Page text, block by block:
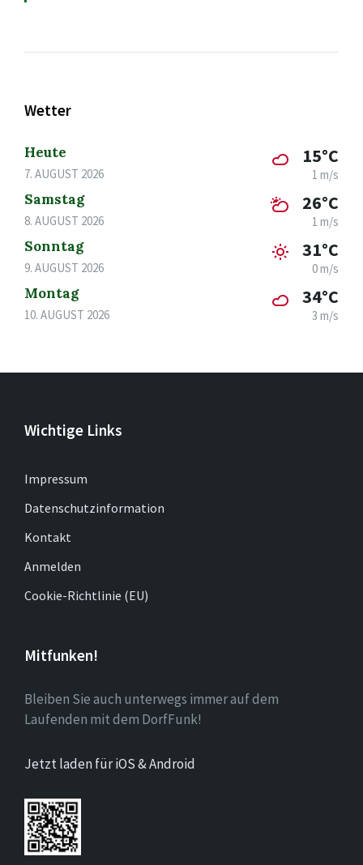
Wetter
Heute
7. AUGUST 2026
15°C
1 m/s
Samstag
8. AUGUST 2026
26°C
1 m/s
Sonntag
9. AUGUST 2026
31°C
0 m/s
Montag
10. AUGUST 2026
34°C
3 m/s
Wichtige Links
Impressum
Datenschutzinformation
Kontakt
Anmelden
Cookie-Richtlinie (EU)
Mitfunken!
Bleiben Sie auch unterwegs immer auf dem
Laufenden mit dem DorfFunk!
Jetzt laden für iOS & Android